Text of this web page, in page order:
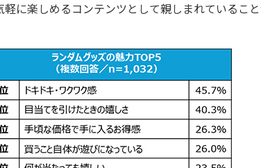
に楽しめるコンテンツとして親しまれているこ